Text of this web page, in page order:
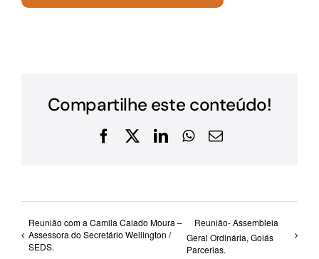
Compartilhe este conteúdo!
Facebook
X LinkedInWhatsApp
E-
Reunião com a Camila Caiado Moura –
Assessora do Secretário Wellington /
SEDS.
Reunião- Assembleia
Geral Ordinária, Goiás
Parcerias.